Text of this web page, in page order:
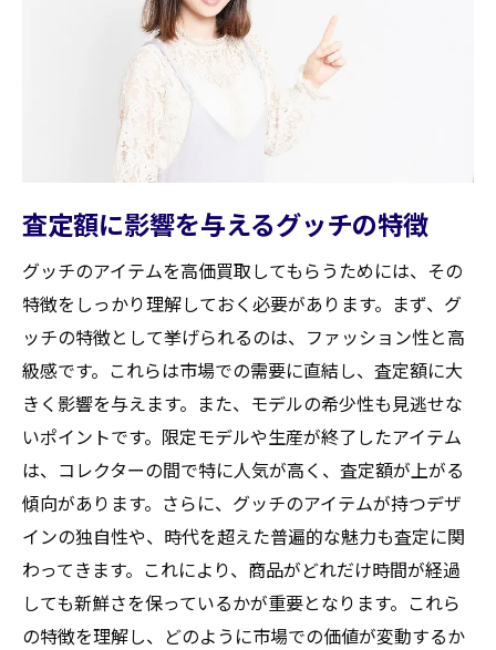
査定額に影響を与えるグッチの特徴
グッチのアイテムを高価買取してもらうためには、その
特徴をしっかり理解しておく必要があります。まず、グ
ッチの特徴として挙げられるのは、ファッション性と高
級感です。これらは市場での需要に直結し、査定額に大
きく影響を与えます。また、モデルの希少性も見逃せな
いポイントです。限定モデルや生産が終了したアイテム
は、コレクターの間で特に人気が高く、査定額が上がる
傾向があります。さらに、グッチのアイテムが持つデザ
インの独自性や、時代を超えた普遍的な魅力も査定に関
わってきます。これにより、商品がどれだけ時間が経過
しても新鮮さを保っているかが重要となります。これら
の特徴を理解し、どのように市場での価値が変動するか